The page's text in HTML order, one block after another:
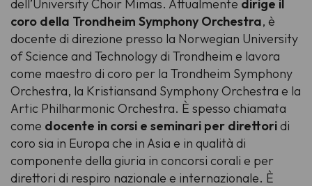
dell’University Choir Mimas. Attualmente dirige il
coro della Trondheim Symphony Orchestra, è
docente di direzione presso la Norwegian University
of Science and Technology di Trondheim e lavora
come maestro di coro per la Trondheim Symphony
Orchestra, la Kristiansand Symphony Orchestra e la
Artic Philharmonic Orchestra. È spesso chiamata
come docente in corsi e seminari per direttoridi
coro sia in Europa che in Asia e in qualità di
componente della giuria in concorsi corali e per
direttori di respiro nazionale e internazionale. È